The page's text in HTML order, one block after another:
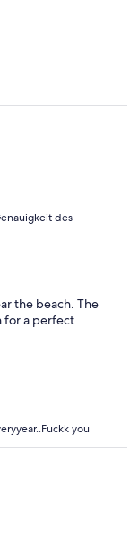
des
the beach. The
for a perfect
you